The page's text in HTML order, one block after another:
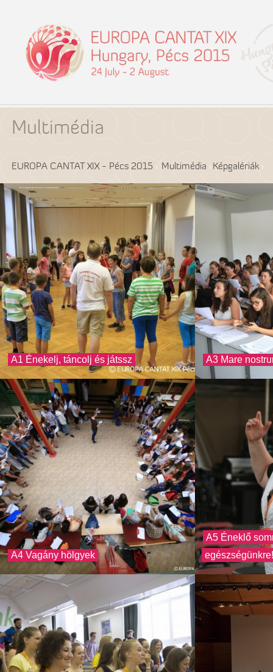
Multimédia
EUROPA CANTAT XIX - Pécs 2015 Multimédia Képgalériák
A1 Énekelj, táncolj és játssz A3 Mare
A4 Vagány hölgyek
A5 Éneklő
egészségünkre!